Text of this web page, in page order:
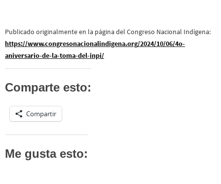
Publicado originalmente en la página del Congreso Nacional Indígena:
https://www.congresonacionalindigena.org/2024/10/06/4o-
aniversario-de-la-toma-del-inpi/
Comparte esto:
Compartir
Me gusta esto: